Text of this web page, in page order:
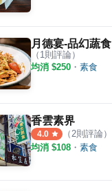
月德宴-品幻蔬食
（ 1則評論）
均消 $250 ・ 素食
香雲素界
4.0 （ 2則評論）
均消 $108 ・ 素食